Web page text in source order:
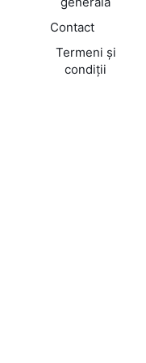
Contact
Termeni și
condiții